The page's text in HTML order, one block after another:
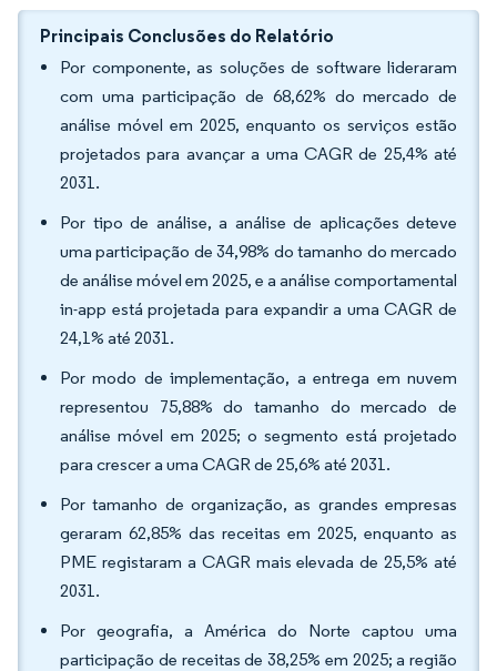
Principais Conclusões do Relatório
Por componente, as soluções de software lideraram
com uma participação de 68,62% do mercado de
análise móvel em 2025, enquanto os serviços estão
projetados para avançar a uma CAGR de 25,4% até
2031.
Por tipo de análise, a análise de aplicações deteve
uma participação de 34,98% do tamanho do mercado
de análise móvel em 2025, e a análise comportamental
in-app está projetada para expandir a uma CAGR de
24,1% até 2031.
Por modo de implementação, a entrega em nuvem
representou 75,88% do tamanho do mercado de
análise móvel em 2025; o segmento está projetado
para crescer a uma CAGR de 25,6% até 2031.
Por tamanho de organização, as grandes empresas
geraram 62,85% das receitas em 2025, enquanto as
PME registaram a CAGR mais elevada de 25,5% até
2031.
Por geografia, a América do Norte captou uma
participação de receitas de 38,25% em 2025; a região